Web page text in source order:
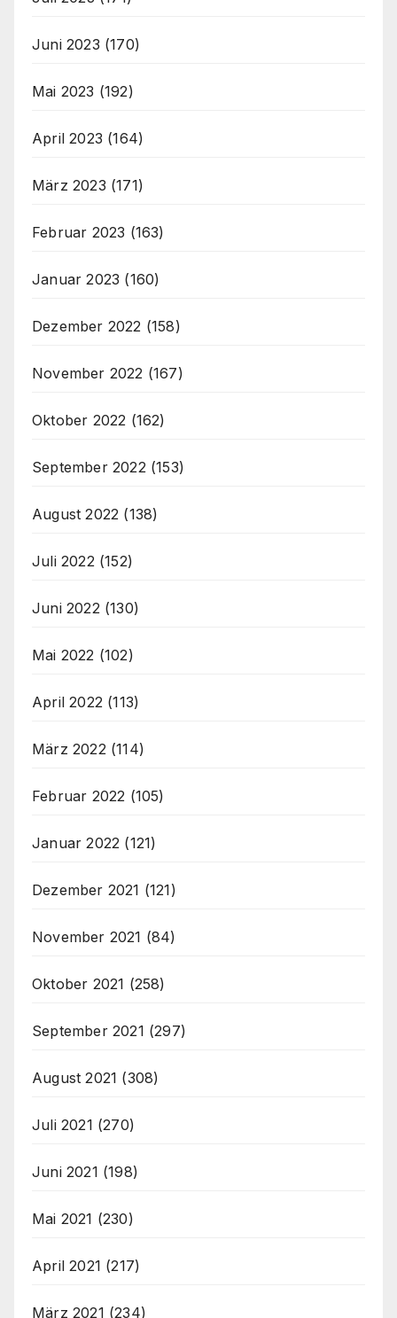
Juni 2023 (170)
Mai 2023 (192)
April 2023 (164)
März 2023 (171)
Februar 2023 (163)
Januar 2023 (160)
Dezember 2022 (158)
November 2022 (167)
Oktober 2022 (162)
September 2022 (153)
August 2022 (138)
Juli 2022 (152)
Juni 2022 (130)
Mai 2022 (102)
April 2022 (113)
März 2022 (114)
Februar 2022 (105)
Januar 2022 (121)
Dezember 2021 (121)
November 2021 (84)
Oktober 2021 (258)
September 2021 (297)
August 2021 (308)
Juli 2021 (270)
Juni 2021 (198)
Mai 2021 (230)
April 2021 (217)
März 2021 (234)